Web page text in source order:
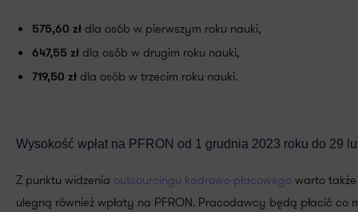
575,60 zł dla osób w pierwszym roku nauki,
647,55 zł dla osób w drugim roku nauki,
719,50 zł dla osób w trzecim roku nauki.
Wysokość wpłat na PFRON od 1 grudnia 2023 roku do 29
Z punktu widzenia outsourcingu kadrowo-płacowegowarto
ulegną również wpłaty na PFRON. Pracodawcy będą płacić